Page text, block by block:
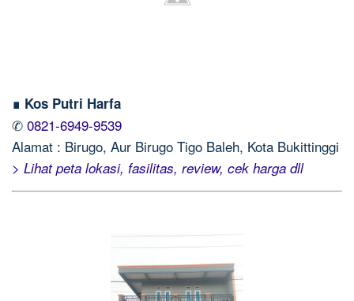
∎ Kos Putri Harfa
✆ 0821-6949-9539
Alamat : Birugo, Aur Birugo Tigo Baleh, Kota Bukittinggi
> Lihat peta lokasi, fasilitas, review, cek harga dll